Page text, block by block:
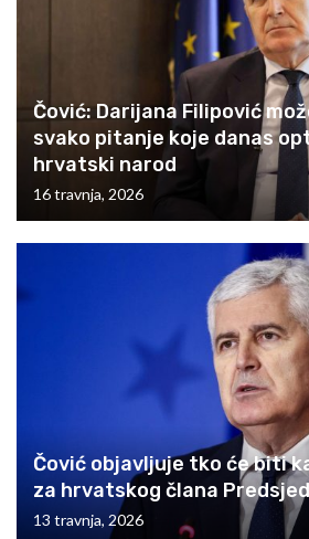
Čović: Darijana Filipović
svako pitanje koje danas
hrvatski narod
16 travnja, 2026
Čović objavljuje tko će biti
za hrvatskog člana
13 travnja, 2026